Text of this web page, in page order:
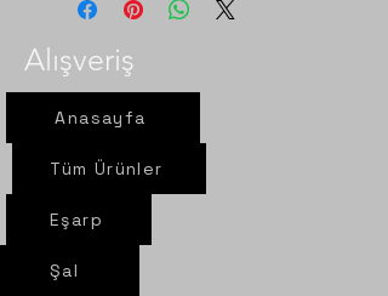
Alışveriş
Anasayfa
Tüm Ürünler
Eşarp
Şal